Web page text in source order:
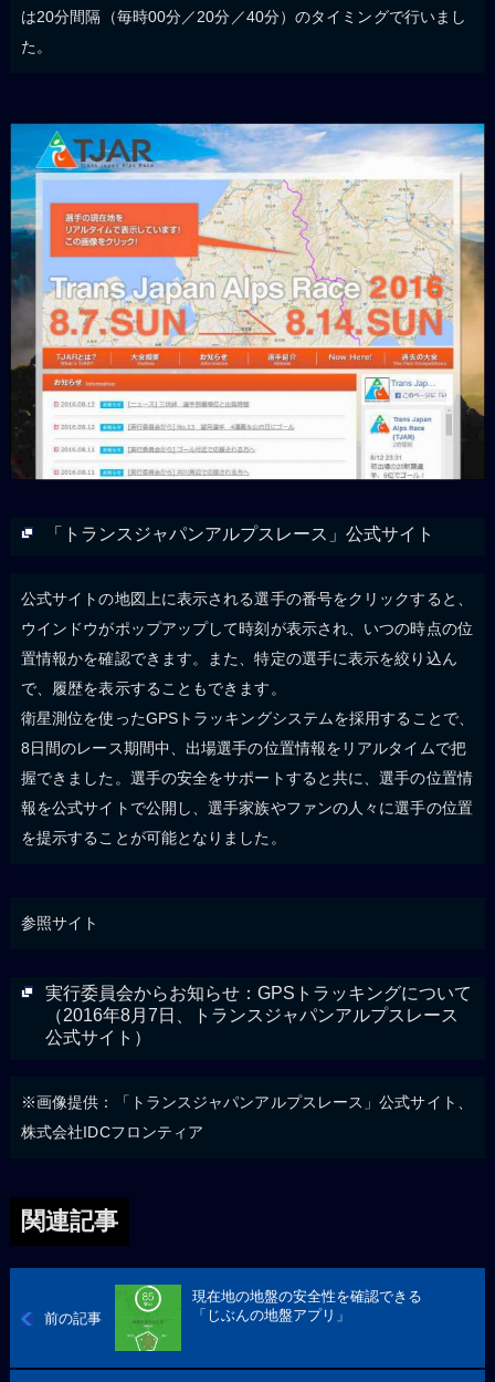
は20分間隔（毎時00分／20分／40分）のタイミングで行いまし
た。
「トランスジャパンアルプスレース」公式サイト
公式サイトの地図上に表示される選手の番号をクリックすると、
ウインドウがポップアップして時刻が表示され、いつの時点の位
置情報かを確認できます。また、特定の選手に表示を絞り込ん
で、履歴を表示することもできます。
衛星測位を使ったGPSトラッキングシステムを採用することで、
8日間のレース期間中、出場選手の位置情報をリアルタイムで把
握できました。選手の安全をサポートすると共に、選手の位置情
報を公式サイトで公開し、選手家族やファンの人々に選手の位置
を提示することが可能となりました。
参照サイト
実行委員会からお知らせ：GPSトラッキングについて
（2016年8月7日、トランスジャパンアルプスレース
公式サイト）
※画像提供：「トランスジャパンアルプスレース」公式サイト、
株式会社IDCフロンティア
関連記事
前の記事
現在地の地盤の安全性を確認できる
「じぶんの地盤アプリ」